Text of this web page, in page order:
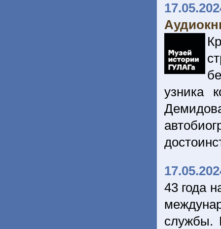
узника
43 года
службы.